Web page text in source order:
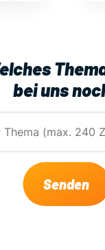
bei uns
Senden